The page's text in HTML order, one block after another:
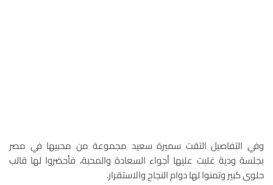
وفي التفاصيل التقت سميرة سعيد مجموعة من محبيها في مصر
بجلسة ودية غلبت عليها أجواء السعادة والمحبة، فأحضروا لها قالب
حلوى كبير وتمنوا لها دوام النجاح والاستقرار.